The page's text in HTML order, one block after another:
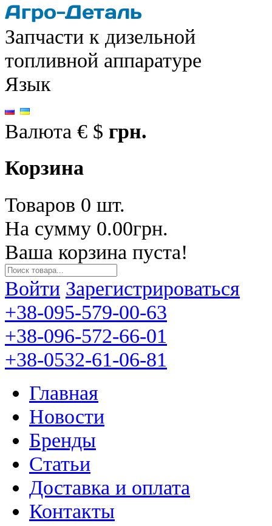
Запчасти к дизельной
топливной аппаратуре
Язык
Валюта € $ грн.
Корзина
Товаров 0 шт.
На сумму 0.00грн.
Ваша корзина пуста!
Войти Зарегистрироваться
+38-095-579-00-63
+38-096-572-66-01
+38-0532-61-06-81
Главная
Новости
Бренды
Статьи
Доставка и оплата
Контакты